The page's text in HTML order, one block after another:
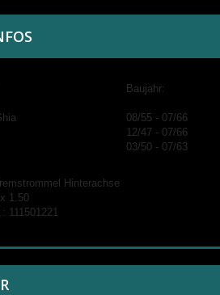
Baujahr:
08/55 - 07/66
12/47 - 07/66
03/50 - 07/63
Hinterachse
1.50
111501221